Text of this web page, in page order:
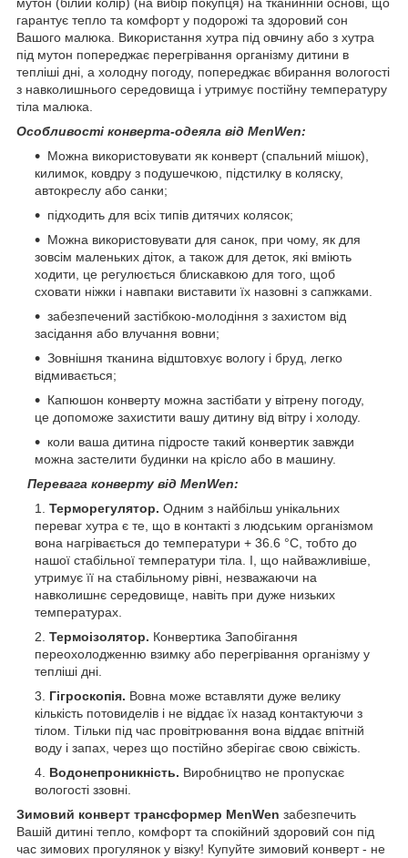
мутон (білий колір) (на вибір покупця) на тканинній основі, що
гарантує тепло та комфорт у подорожі та здоровий сон
Вашого малюка. Використання хутра під овчину або з хутра
під мутон попереджає перегрівання організму дитини в
тепліші дні, а холодну погоду, попереджає вбирання вологості
з навколишнього середовища і утримує постійну температуру
тіла малюка.
Особливості конверта-одеяла від MenWen:
Можна використовувати як конверт (спальний мішок),
килимок, ковдру з подушечкою, підстилку в коляску,
автокреслу або санки;
підходить для всіх типів дитячих колясок;
Можна використовувати для санок, при чому, як для
зовсім маленьких діток, а також для деток, які вміють
ходити, це регулюється блискавкою для того, щоб
сховати ніжки і навпаки виставити їх назовні з сапжками.
забезпечений застібкою-молодіння з захистом від
засідання або влучання вовни;
Зовнішня тканина відштовхує вологу і бруд, легко
відмивається;
Капюшон конверту можна застібати у вітрену погоду,
це допоможе захистити вашу дитину від вітру і холоду.
коли ваша дитина підросте такий конвертик завжди
можна застелити будинки на крісло або в машину.
Перевага конверту від MenWen:
Терморегулятор. Одним з найбільш унікальних
переваг хутра є те, що в контакті з людським організмом
вона нагрівається до температури + 36.6 °C, тобто до
нашої стабільної температури тіла. І, що найважливіше,
утримує її на стабільному рівні, незважаючи на
навколишнє середовище, навіть при дуже низьких
температурах.
Термоізолятор. Конвертика Запобігання
переохолодженню взимку або перегрівання організму у
тепліші дні.
Гігроскопія. Вовна може вставляти дуже велику
кількість потовиделів і не віддає їх назад контактуючи з
тілом. Тільки під час провітрювання вона віддає впітній
воду і запах, через що постійно зберігає свою свіжість.
Водонепроникність. Виробництво не пропускає
вологості ззовні.
Зимовий конверт трансформер MenWen забезпечить
Вашій дитині тепло, комфорт та спокійний здоровий сон під
час зимових прогулянок у візку! Купуйте зимовий конверт - не